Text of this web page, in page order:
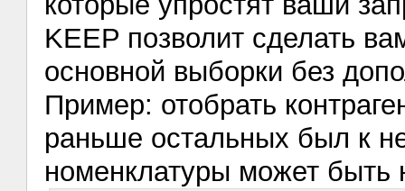
KEEP позволит сделать
основной выборки без
Пример: отобрать
раньше остальных был к
номенклатуры может быть